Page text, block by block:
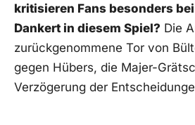
kritisieren Fans besonders
Dankert in diesem Spiel? Die
zurückgenommene Tor von
gegen Hübers, die Majer-
Verzögerung der